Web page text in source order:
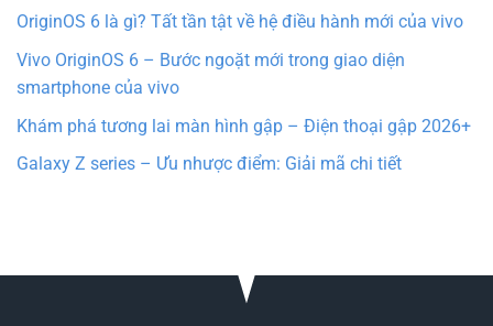
OriginOS 6 là gì? Tất tần tật về hệ điều hành mới của vivo
Vivo OriginOS 6 – Bước ngoặt mới trong giao diện
smartphone của vivo
Khám phá tương lai màn hình gập – Điện thoại gập 2026+
Galaxy Z series – Ưu nhược điểm: Giải mã chi tiết